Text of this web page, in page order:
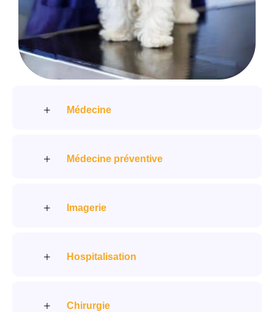
Médecine
Médecine préventive
Imagerie
Hospitalisation
Chirurgie